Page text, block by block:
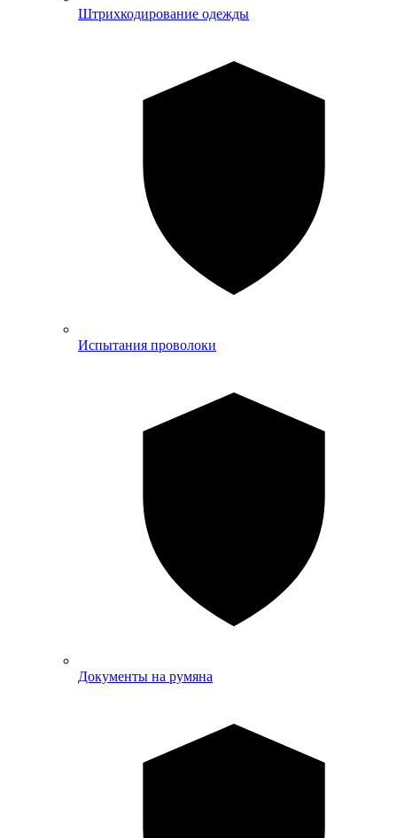
Штрихкодирование одежды
Испытания проволоки
Документы на румяна